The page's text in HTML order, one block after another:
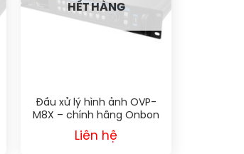
HẾT HÀNG
Đầu xử lý hình ảnh OVP-
M8X – chính hãng Onbon
Liên hệ